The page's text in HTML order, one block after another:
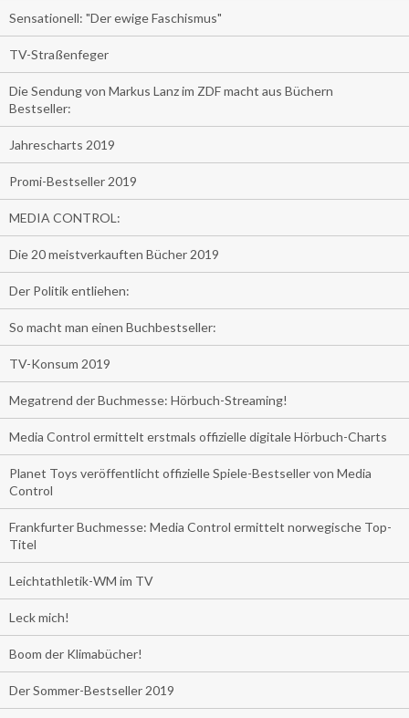
Sensationell: "Der ewige Faschismus"
TV-Straßenfeger
Die Sendung von Markus Lanz im ZDF macht aus Büchern
Bestseller:
Jahrescharts 2019
Promi-Bestseller 2019
MEDIA CONTROL:
Die 20 meistverkauften Bücher 2019
Der Politik entliehen:
So macht man einen Buchbestseller:
TV-Konsum 2019
Megatrend der Buchmesse: Hörbuch-Streaming!
Media Control ermittelt erstmals offizielle digitale Hörbuch-Charts
Planet Toys veröffentlicht offizielle Spiele-Bestseller von Media
Control
Frankfurter Buchmesse: Media Control ermittelt norwegische Top-
Titel
Leichtathletik-WM im TV
Leck mich!
Boom der Klimabücher!
Der Sommer-Bestseller 2019